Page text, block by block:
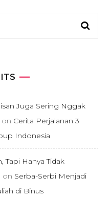
Juga Sering Nggak
on Cerita Perjalanan 3
Indonesia
Tapi Hanya Tidak
on Serba-Serbi Menjadi
di Binus